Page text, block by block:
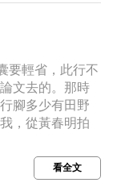
要輕省，此行不
文去的。那時
腳多少有田野
，從黃春明拍
看全文